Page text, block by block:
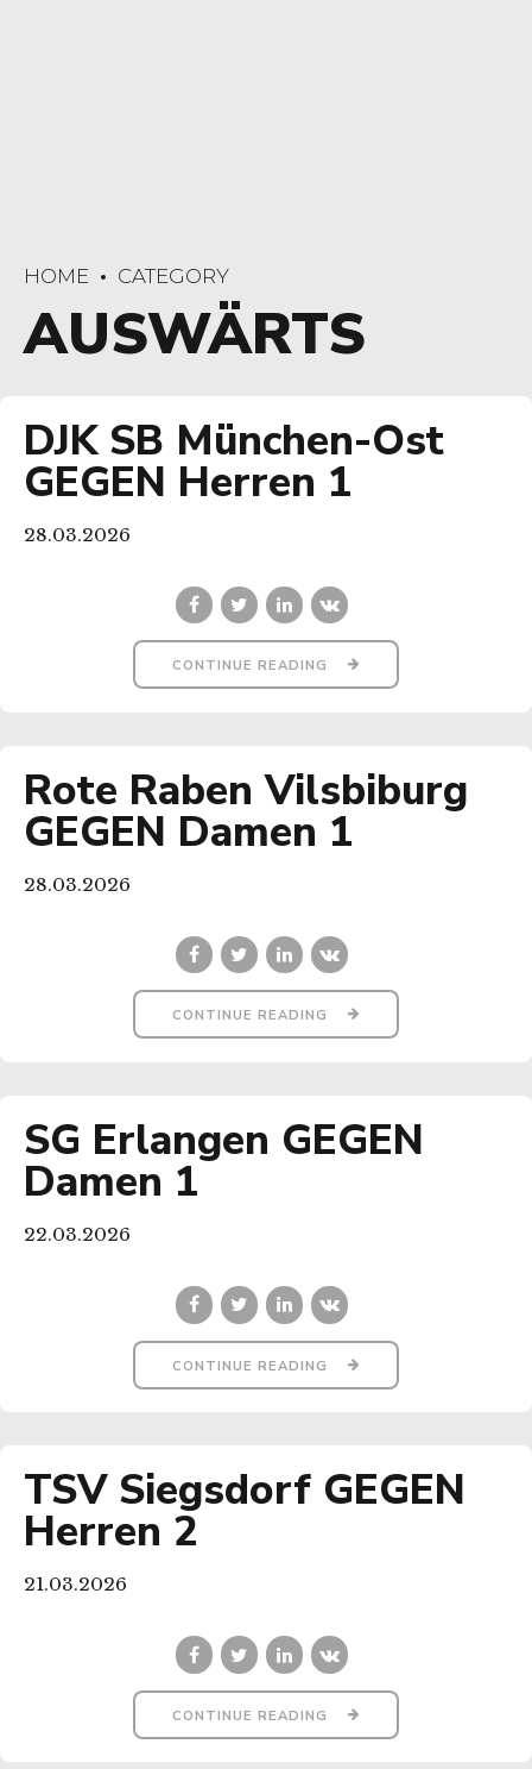
HOME CATEGORY
AUSWÄRTS
DJK SB München-Ost
GEGEN Herren 1
28.03.2026
CONTINUE READING
Rote Raben Vilsbiburg
GEGEN Damen 1
28.03.2026
CONTINUE READING
SG Erlangen GEGEN
Damen 1
22.03.2026
CONTINUE READING
TSV Siegsdorf GEGEN
Herren 2
21.03.2026
CONTINUE READING